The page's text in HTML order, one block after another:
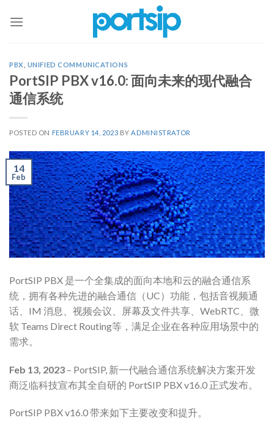
PBX UNIFIED COMMUNICATIONS
PortSIP PBX v16.0: 面向未来的现代融合
通信系统
POSTED ON FEBRUARY 14, 2023 BY ADMINISTRATOR
14
Feb
PortSIP PBX 是一个全集成的面向本地和云的融合通信系
统，拥有各种先进的融合通信（UC）功能，包括音视频通
话、IM 消息、视频会议、屏幕及文件共享、WebRTC、微
软 Teams Direct Routing等，满足企业在各种应用场景中的
需求。
Feb 13, 2023 – PortSIP, 新一代融合通信系统解决方案开发
商泛临科技宣布其全自研的 PortSIP PBX v16.0 正式发布。
PortSIP PBX v16.0 带来如下主要改变和提升。